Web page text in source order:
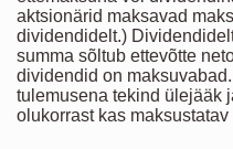
aktsionärid maksavad
dividendidelt.)
summa sõltub ettevõtte
dividendid on
tulemusena tekind ülejääk
olukorrast kas